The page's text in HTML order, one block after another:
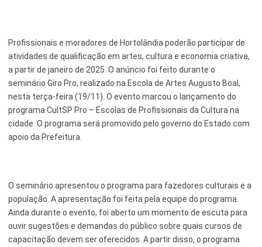
Educação, Ciência e Tecnologia
Esporte e Lazer
Finanças
Governo
Habitação
Climáticos
Mobilidade Urbana
Obras
Telefones Úteis
Notícias Anteriores a 2024
Profissionais e moradores de Hortolândia poderão participar de
atividades de qualificação em artes, cultura e economia criativa,
a partir de janeiro de 2025. O anúncio foi feito durante o
seminário Giro Pro, realizado na Escola de Artes Augusto Boal,
nesta terça-feira (19/11). O evento marcou o lançamento do
programa CultSP Pro – Escolas de Profissionais da Cultura na
cidade. O programa será promovido pelo governo do Estado com
apoio da Prefeitura.
O seminário apresentou o programa para fazedores culturais e a
população. A apresentação foi feita pela equipe do programa.
Ainda durante o evento, foi aberto um momento de escuta para
ouvir sugestões e demandas do público sobre quais cursos de
capacitação devem ser oferecidos. A partir disso, o programa